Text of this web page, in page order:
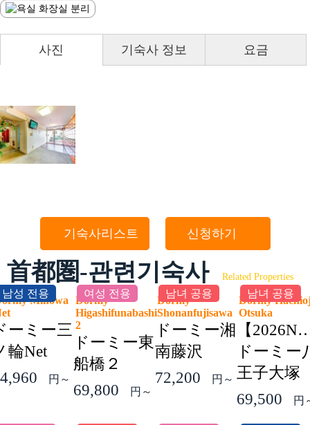
사진 기숙사 정보 요금
기숙사리스트 신청하기
首都圏-관련기숙사 Related Properties
남성 전용
Minowa
ーミー三
輪Net
円～
여성 전용
Dormy
Higashifunabashi
2
ドーミー東
船橋２
69,800
円～
남녀 공용
Dormy
Shonanfujisawa
ドーミー湘
南藤沢
72,200
円～
남녀 공용
Dormy
Otsuka
【
ドーミー
王子大塚
69,500
円